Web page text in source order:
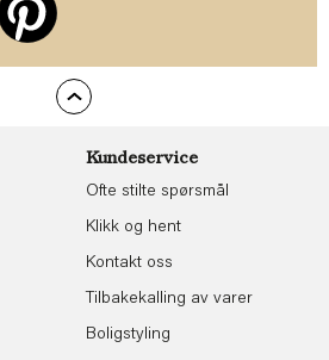
Kundeservice
Ofte stilte spørsmål
Klikk og hent
Kontakt oss
Tilbakekalling av varer
Boligstyling